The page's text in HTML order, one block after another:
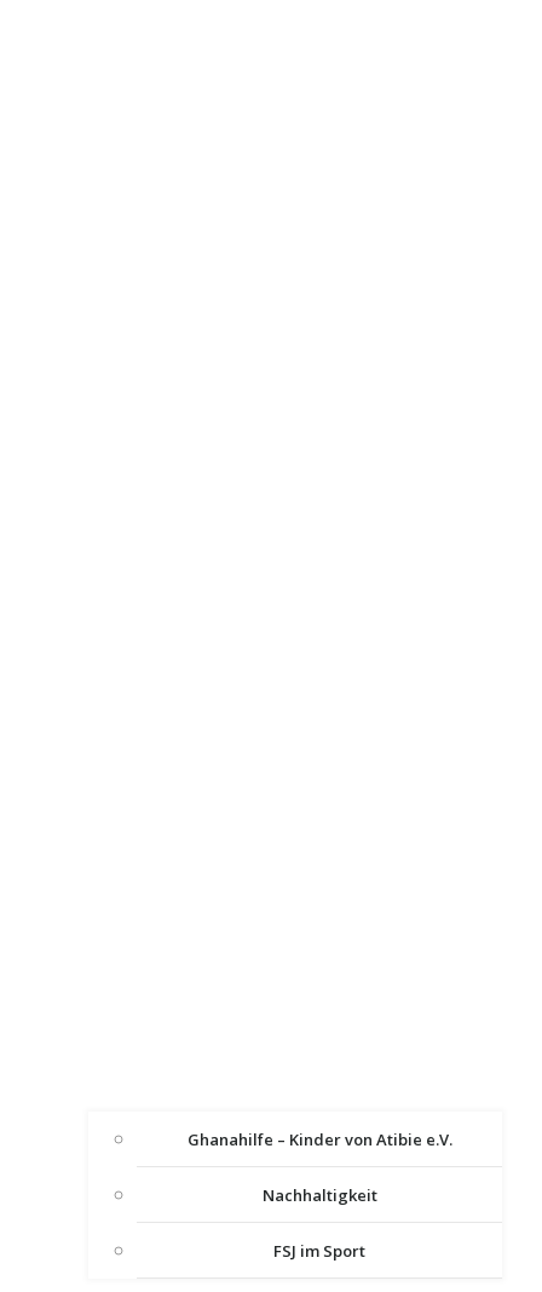
Ghanahilfe – Kinder von Atibie e.V.
Nachhaltigkeit
FSJ im Sport